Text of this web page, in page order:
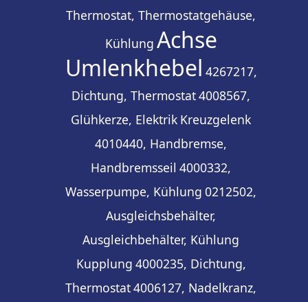
Thermostat, Thermostatgehäuse,
Kühlung Achse
Umlenkhebel 4267217,
Dichtung, Thermostat4008567,
Glühkerze, Elektrik Kreuzgelenk
4010440, Handbremse,
Handbremsseil 4000332,
Wasserpumpe, Kühlung 0212502,
Ausgleichsbehälter,
Ausgleichbehälter, Kühlung
Kupplung 4000235, Dichtung,
Thermostat4006127, Nadelkranz,